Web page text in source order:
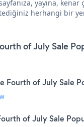
yayına,
herhangi bir
of July Sale
Fourth of July Sale
of July Sale